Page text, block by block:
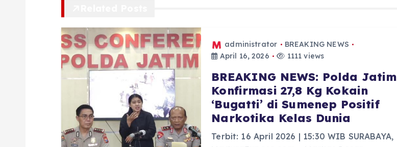
administrator
BREAKING NEWS
April 16, 2026
1111 views
BREAKING NEWS: Polda Jatim
Konfirmasi 27,8 Kg Kokain
‘Bugatti’ di Sumenep Positif
Narkotika Kelas Dunia
Terbit: 16 April 2026 | 15:30 WIB SURABAYA,